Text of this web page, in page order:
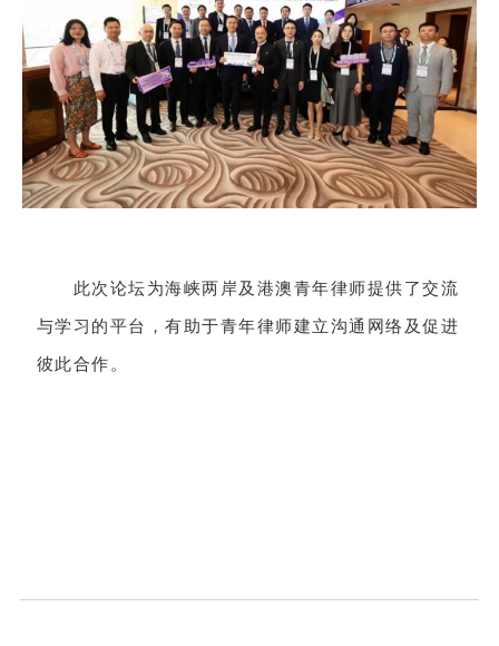
此次论坛为海峡两岸及港澳青年律师提供了交流
与学习的平台，有助于青年律师建立沟通网络及促进
彼此合作。